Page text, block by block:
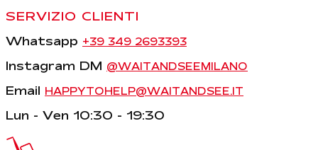
SERVIZIO CLIENTI
Whatsapp +39 349 2693393
Instagram DM @WAITANDSEEMILANO
Email HAPPYTOHELP@WAITANDSEE.IT
Lun - Ven 10:30 - 19:30